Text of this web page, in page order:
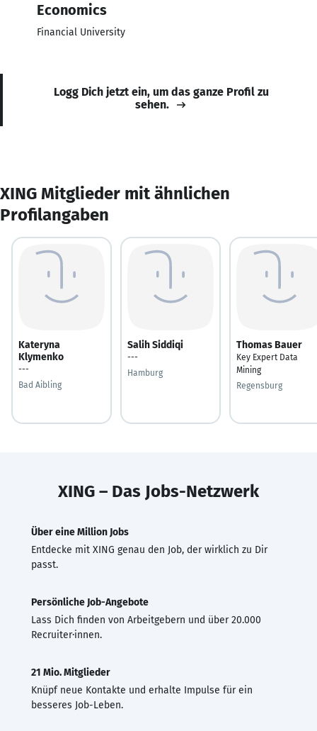
Economics
Financial University
Logg Dich jetzt ein, um das ganze Profil zu
sehen.
XING Mitglieder mit ähnlichen
Profilangaben
Kateryna
Klymenko
---
Bad Aibling
Salih Siddiqi
---
Hamburg
Thomas Bauer
Key Expert Data
Mining
Regensburg
XING – Das Jobs-Netzwerk
Über eine Million Jobs
Entdecke mit XING genau den Job, der wirklich zu Dir
passt.
Persönliche Job-Angebote
Lass Dich finden von Arbeitgebern und über 20.000
Recruiter·innen.
21 Mio. Mitglieder
Knüpf neue Kontakte und erhalte Impulse für ein
besseres Job-Leben.